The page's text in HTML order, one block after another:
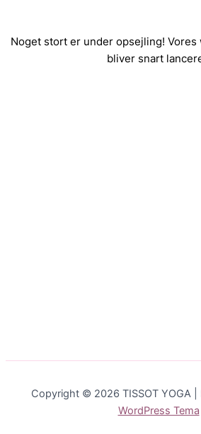
Noget stort er under opsejling! Vores
bliver snart
Copyright © 2026 TISSOT YOGA |
WordPress Tema